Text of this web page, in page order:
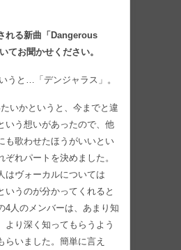
れる新曲「Dangerous
てお聞かせください。
うと…「デンジャラス」。
たいかというと、今までと違
いう想いがあったので、他
も歌わせたほうがいいとい
ぞれパートを決めました。
はヴォーカルについては
いうのが分かってくれると
4人のメンバーは、あまり知
より深く知ってもらうよう
らいました。簡単に言え